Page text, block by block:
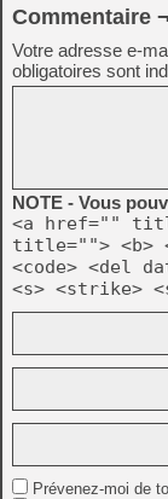
Commentaire ¬
Votre adresse e-
obligatoires sont
NOTE - Vous
<a href=""
title=""> <b>
<code> <del
<s> <strike>
Prévenez-moi de